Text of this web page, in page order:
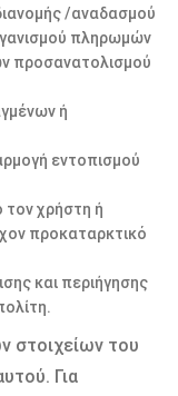
/αναδασμού
πληρωμών
προσανατολισμού
ή
εντοπισμού
χρήστη ή
προκαταρκτικό
και περιήγησης
στοιχείων του
Για